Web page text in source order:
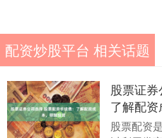
配资炒股平台 相关话题
股票证券
了解配
股票配资